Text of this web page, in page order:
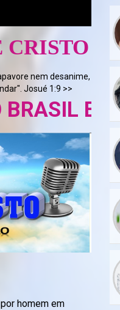
nem desanime,
Josué 1:9 >>
homem em